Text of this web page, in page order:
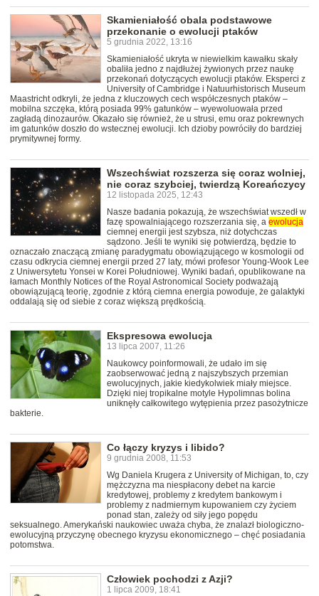
Skamieniałość obala podstawowe
przekonanie o ewolucji ptaków
5 grudnia 2022, 13:16
Skamieniałość ukryta w niewielkim kawałku skały
obaliła jedno z najdłużej żywionych przez naukę
przekonań dotyczących ewolucji ptaków. Eksperci z
University of Cambridge i Natuurhistorisch Museum
Maastricht odkryli, że jedna z kluczowych cech współczesnych ptaków –
mobilna szczęka, którą posiada 99% gatunków – wyewoluowała przed
zagładą dinozaurów. Okazało się również, że u strusi, emu oraz pokrewnych
im gatunków doszło do wstecznej ewolucji. Ich dzioby powróciły do bardziej
prymitywnej formy.
Wszechświat rozszerza się coraz wolniej,
nie coraz szybciej, twierdzą Koreańczycy
12 listopada 2025, 12:43
Nasze badania pokazują, że wszechświat wszedł w
fazę spowalniającego rozszerzania się, a ewolucja
ciemnej energii jest szybsza, niż dotychczas
sądzono. Jeśli te wyniki się potwierdzą, będzie to
oznaczało znaczącą zmianę paradygmatu obowiązującego w kosmologii od
czasu odkrycia ciemnej energii przed 27 laty, mówi profesor Young-Wook Lee
z Uniwersytetu Yonsei w Korei Południowej. Wyniki badań, opublikowane na
łamach Monthly Notices of the Royal Astronomical Society podważają
obowiązującą teorię, zgodnie z którą ciemna energia powoduje, że galaktyki
oddalają się od siebie z coraz większą prędkością.
Ekspresowa ewolucja
13 lipca 2007, 11:26
Naukowcy poinformowali, że udało im się
zaobserwować jedną z najszybszych przemian
ewolucyjnych, jakie kiedykolwiek miały miejsce.
Dzięki niej tropikalne motyle Hypolimnas bolina
uniknęły całkowitego wytępienia przez pasożytnicze
bakterie.
Co łączy kryzys i libido?
9 grudnia 2008, 11:53
Wg Daniela Krugera z University of Michigan, to, czy
mężczyzna ma niespłacony debet na karcie
kredytowej, problemy z kredytem bankowym i
problemy z nadmiernym kupowaniem czy życiem
ponad stan, zależy od siły jego popędu
seksualnego. Amerykański naukowiec uważa chyba, że znalazł biologiczno-
ewolucyjną przyczynę obecnego kryzysu ekonomicznego – chęć posiadania
potomstwa.
Człowiek pochodzi z Azji?
1 lipca 2009, 18:41